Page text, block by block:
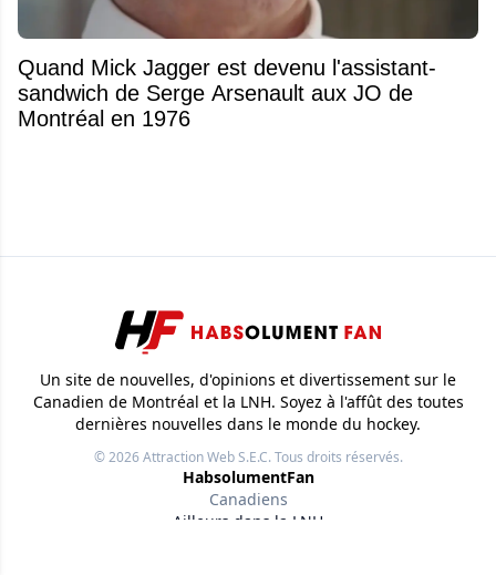
Quand Mick Jagger est devenu l'assistant-
sandwich de Serge Arsenault aux JO de
Montréal en 1976
Un site de nouvelles, d'opinions et divertissement sur le
Canadien de Montréal et la LNH. Soyez à l'affût des toutes
dernières nouvelles dans le monde du hockey.
© 2026Attraction Web S.E.C.Tous droits réservés.
HabsolumentFan
Canadiens
Ailleurs dans la LNH